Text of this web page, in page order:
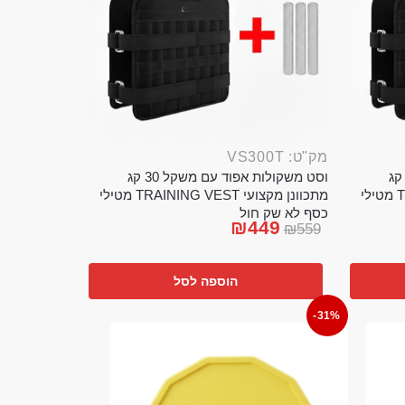
וסט משקולות אפוד עם משקל 20 קג
מתכוונן מקצועי TRAINING VEST מטילי
מק"ט: VS300T
וסט משקולות אפוד עם משקל 30 קג
מתכוונן מקצועי TRAINING VEST מטילי
כסף לא שק חול
₪559
₪449
הוספה לסל
-31%